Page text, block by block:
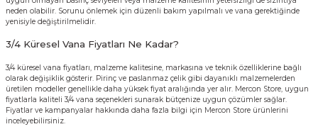
neden olabilir. Sorunu önlemek için düzenli bakım yapılmalı ve vana gerektiğinde
yenisiyle değiştirilmelidir.
3/4 Küresel Vana Fiyatları Ne Kadar?
3/4 küresel vana fiyatları, malzeme kalitesine, markasına ve teknik özelliklerine bağlı
olarak değişiklik gösterir. Pirinç ve paslanmaz çelik gibi dayanıklı malzemelerden
üretilen modeller genellikle daha yüksek fiyat aralığında yer alır. Mercon Store, uygun
fiyatlarla kaliteli 3/4 vana seçenekleri sunarak bütçenize uygun çözümler sağlar.
Fiyatlar ve kampanyalar hakkında daha fazla bilgi için Mercon Store ürünlerini
inceleyebilirsiniz.